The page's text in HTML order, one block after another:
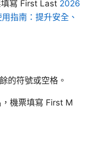
寫 First Last 2026
指南：提升安全、
的符號或空格。
機票填寫 First M